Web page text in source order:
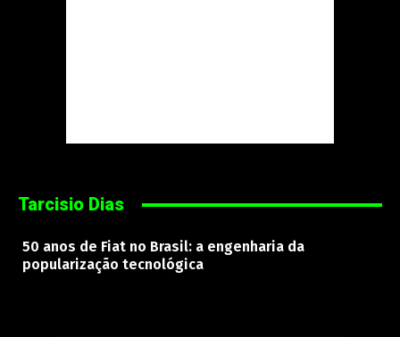
Tarcisio Dias
50 anos de Fiat no Brasil: a engenharia da
popularização tecnológica